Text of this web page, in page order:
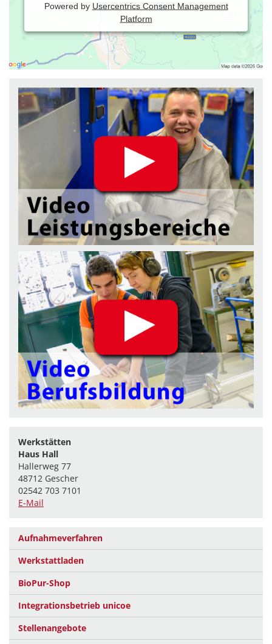
Powered by Usercentrics Consent Management
Platform
Werkstätten
Haus Hall
Hallerweg 77
48712 Gescher
02542 703 7101
E-Mail
Aufnahmeverfahren
Werkstattladen
BioPur-Shop
Integrationsbetrieb unicoe
Stellenangebote